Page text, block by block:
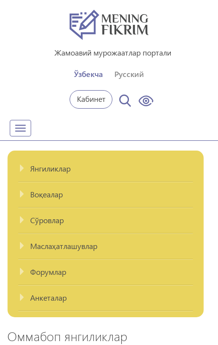
Жамоавий мурожаатлар портали
Ўзбекча Русский
Кабинет
Toggle
navigation
Янгиликлар
Воқеалар
Сўровлар
Маслаҳатлашувлар
Форумлар
Анкеталар
Оммабоп янгиликлар